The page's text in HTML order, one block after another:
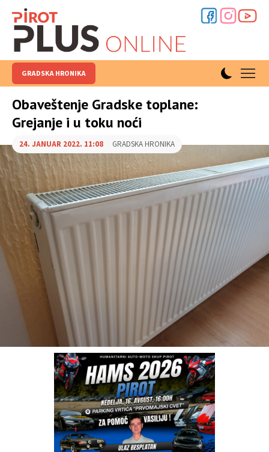
GRADSKA HRONIKA
Obaveštenje Gradske toplane:
Grejanje i u toku noći
24. JANUAR 2022. 11:08 GRADSKA HRONIKA